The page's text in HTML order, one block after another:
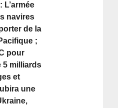
L’armée
navires
de la
;
pour
5 milliards
et
une